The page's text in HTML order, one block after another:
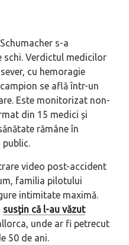
s-a
schi. Verdictul medicilor
cu hemoragie
se află într-un
Este monitorizat non-
din 15 medici și
rămâne în
public.
video post-accident
familia pilotului
intimitate maximă.
susțin că l-au văzut
unde ar fi petrecut
50 de ani.